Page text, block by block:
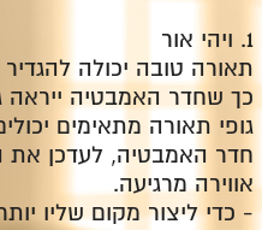
1. ויהי אור
תאורה טובה יכולה
כך שחדר האמבטיה ייראה
גופי תאורה מתאימים
חדר האמבטיה, לעדכן את
אווירה מרגיעה.
- כדי ליצור מקום שליו